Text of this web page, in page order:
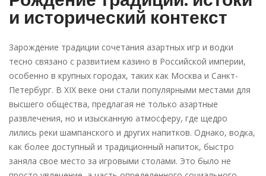
и исторический контекст
Зарождение традиции сочетания азартных игр и водки
тесно связано с развитием казино в Российской империи,
особенно в крупных городах, таких как Москва и Санкт-
Петербург. В XIX веке они стали популярными местами для
высшего общества, предлагая не только азартные
развлечения, но и изысканную атмосферу, где щедро
лились реки шампанского и других напитков. Однако, водка,
как более доступный и традиционный напиток, быстро
заняла свое место за игровыми столами. Это было не